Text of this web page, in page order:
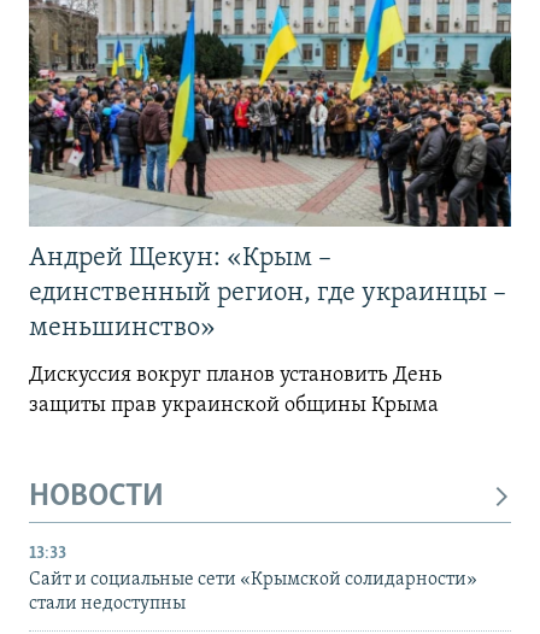
Андрей Щекун: «Крым –
единственный регион, где украинцы –
меньшинство»
Дискуссия вокруг планов установить День
защиты прав украинской общины Крыма
НОВОСТИ
13:33
Сайт и социальные сети «Крымской солидарности»
стали недоступны